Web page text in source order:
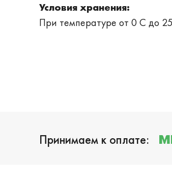
Условия хранения:
При температуре от 0 С до
Принимаем к оплате: